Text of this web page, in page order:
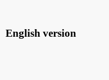
English version